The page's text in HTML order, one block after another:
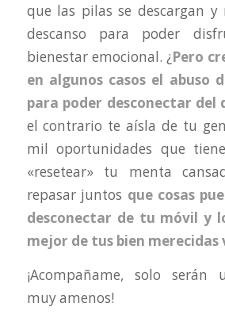
que las pilas se descargan y
descanso para poder
bienestar emocional. ¿Pero
en algunos casos el abuso
para poder desconectar del
el contrario te aísla de tu
mil oportunidades que
«resetear» tu menta
repasar juntos que cosas
desconectar de tu móvil y
mejor de tus bien merecidas
¡Acompañame, solo serán
muy amenos!